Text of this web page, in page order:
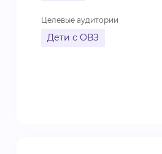
Целевые аудитории
Дети с ОВЗ